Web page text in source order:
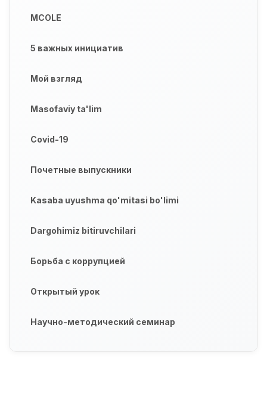
MCOLE
5 важных инициатив
Мой взгляд
Masofaviy ta'lim
Covid-19
Почетные выпускники
Kasaba uyushma qo'mitasi bo'limi
Dargohimiz bitiruvchilari
Борьба с коррупцией
Открытый урок
Научно-методический семинар